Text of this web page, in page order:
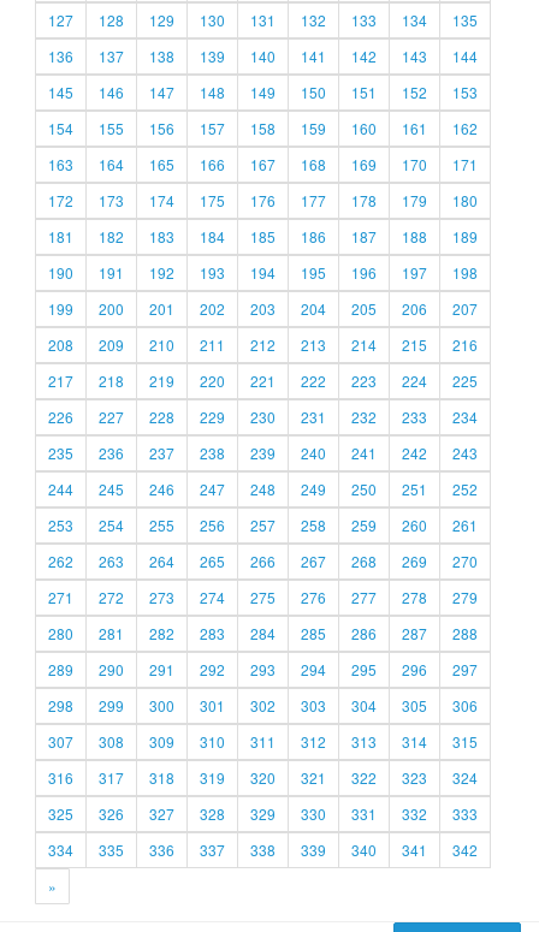
127
128 129 130 131 132 133 134
135
136
137 138 139 140 141 142 143
144
145
146 147 148 149 150 151 152
153
154
155 156 157 158 159 160 161
162
163
164 165 166 167 168 169 170
171
172
173 174 175 176 177 178 179
180
181
182 183 184 185 186 187 188
189
190
191 192 193 194 195 196 197
198
199
200 201 202 203 204 205 206
207
208
209 210 211 212 213 214 215
216
217
218 219 220 221 222 223 224
225
226
227 228 229 230 231 232 233
234
235
236 237 238 239 240 241 242
243
244
245 246 247 248 249 250 251
252
253
254 255 256 257 258 259 260
261
262
263 264 265 266 267 268 269
270
271
272 273 274 275 276 277 278
279
280
281 282 283 284 285 286 287
288
289
290 291 292 293 294 295 296
297
298
299 300 301 302 303 304 305
306
307
308 309 310 311 312 313 314
315
316
317 318 319 320 321 322 323
324
325
326 327 328 329 330 331 332
333
334
335 336 337 338 339 340 341
342
»